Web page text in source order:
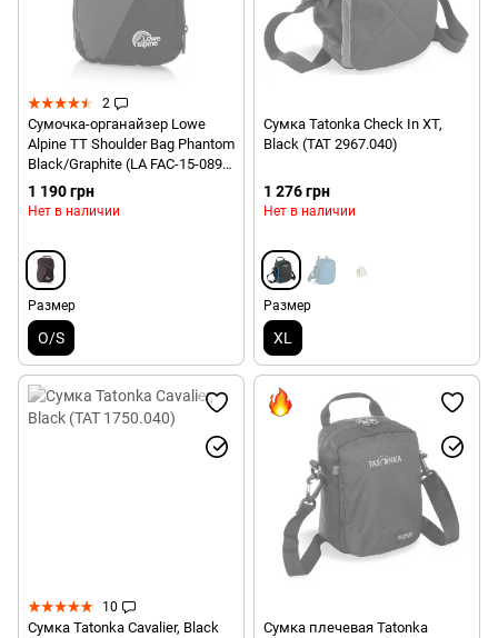
2
Сумочка-органайзер Lowe
Alpine TT Shoulder Bag Phantom
Black/Graphite (LA FAC-15-089-
U)
1 190 грн
Нет в наличии
Размер
O/S
Сумка Tatonka Check In XT,
Black (TAT 2967.040)
1 276 грн
Нет в наличии
Размер
XL
10
Сумка Tatonka Cavalier, Black
Сумка плечевая Tatonka